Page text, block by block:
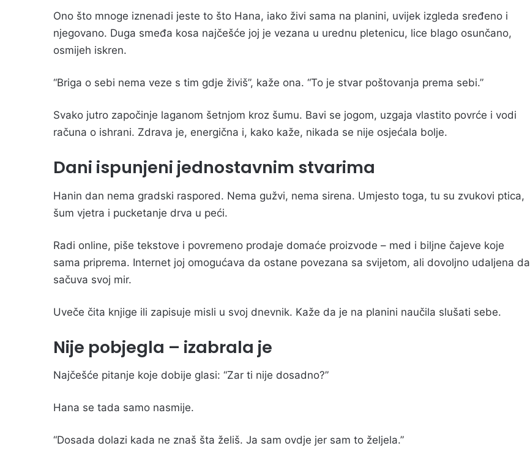
Ono što mnoge iznenadi jeste to što Hana, iako živi sama na planini, uvijek izgleda sređeno i
njegovano. Duga smeđa kosa najčešće joj je vezana u urednu pletenicu, lice blago osunčano,
osmijeh iskren.
“Briga o sebi nema veze s tim gdje živiš”, kaže ona. “To je stvar poštovanja prema sebi.”
Svako jutro započinje laganom šetnjom kroz šumu. Bavi se jogom, uzgaja vlastito povrće i vodi
računa o ishrani. Zdrava je, energična i, kako kaže, nikada se nije osjećala bolje.
Dani ispunjeni jednostavnim stvarima
Hanin dan nema gradski raspored. Nema gužvi, nema sirena. Umjesto toga, tu su zvukovi ptica,
šum vjetra i pucketanje drva u peći.
Radi online, piše tekstove i povremeno prodaje domaće proizvode – med i biljne čajeve koje
sama priprema. Internet joj omogućava da ostane povezana sa svijetom, ali dovoljno udaljena da
sačuva svoj mir.
Uveče čita knjige ili zapisuje misli u svoj dnevnik. Kaže da je na planini naučila slušati sebe.
Nije pobjegla – izabrala je
Najčešće pitanje koje dobije glasi: “Zar ti nije dosadno?”
Hana se tada samo nasmije.
“Dosada dolazi kada ne znaš šta želiš. Ja sam ovdje jer sam to željela.”